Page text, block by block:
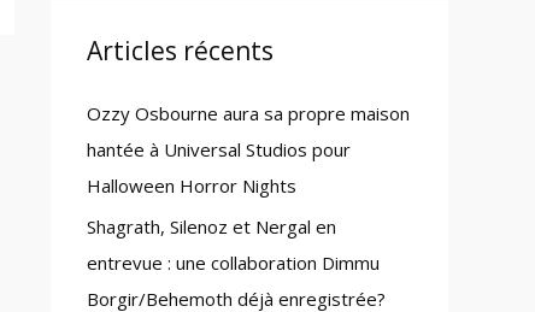
c
f
o
r
:
Articles récents
Ozzy Osbourne aura sa propre maison
hantée à Universal Studios pour
Halloween Horror Nights
Shagrath, Silenoz et Nergal en
entrevue : une collaboration Dimmu
Borgir/Behemoth déjà enregistrée?